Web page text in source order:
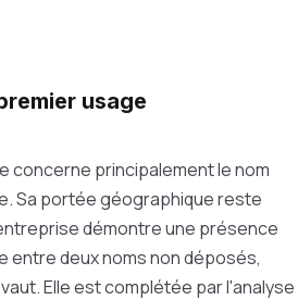
usage
concerne principalement le nom
Sa portée géographique reste
démontre une présence
entre deux noms non déposés,
Elle est complétée par l'analyse